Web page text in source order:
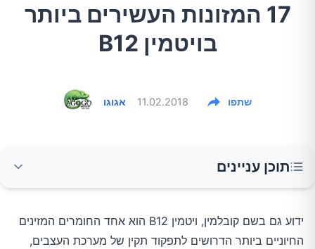
17 המזונות העשירים ביותר
בויטמין B12
אגוגו 11.02.2018 שתפו
תוכן עניינים
מהם היתרונות הבולטים ביותר של ויטמין B12?
ידוע גם בשם קובלמין, ויטמין B12 הוא אחד החומרים המזינים
החיוניים ביותר הדרושים לתפקוד תקין של מערכת העצבים,